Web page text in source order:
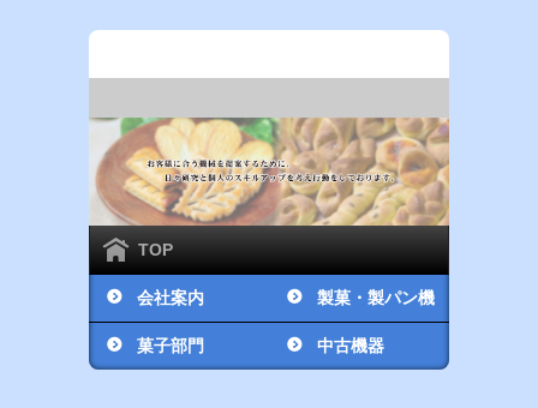
TOP
会社案内 製菓・製パン機
械販売部門
菓子部門 中古機器